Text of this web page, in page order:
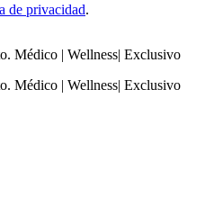
de privacidad.
Médico | Wellness| Exclusivo
Médico | Wellness| Exclusivo